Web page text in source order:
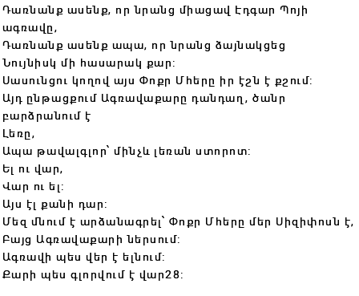
Դառնանք ասենք, որ նրանց միացավ Էդգար Պոյի
ագռավը,
Դառնանք ասենք ապա, որ նրանց ձայնակցեց
Նույնիսկ մի հասարակ քար:
Սասունցու կողով այս Փոքր Մհերը իր էշն է քշում:
Այդ ընթացքում Ագռավաքարը դանդաղ, ծանր
բարձրանում է
Լեռը,
Ապա թավալգլոր՝ մինչև լեռան ստորոտ:
Ել ու վար,
Վար ու ել:
Այս էլ քանի դար:
Մեզ մնում է արձանագրել՝ Փոքր Մհերը մեր Սիզիփոսն է,
Բայց Ագռավաքարի ներսում:
Ագռավի պես վեր է ելնում:
Քարի պես գլորվում է վար28: